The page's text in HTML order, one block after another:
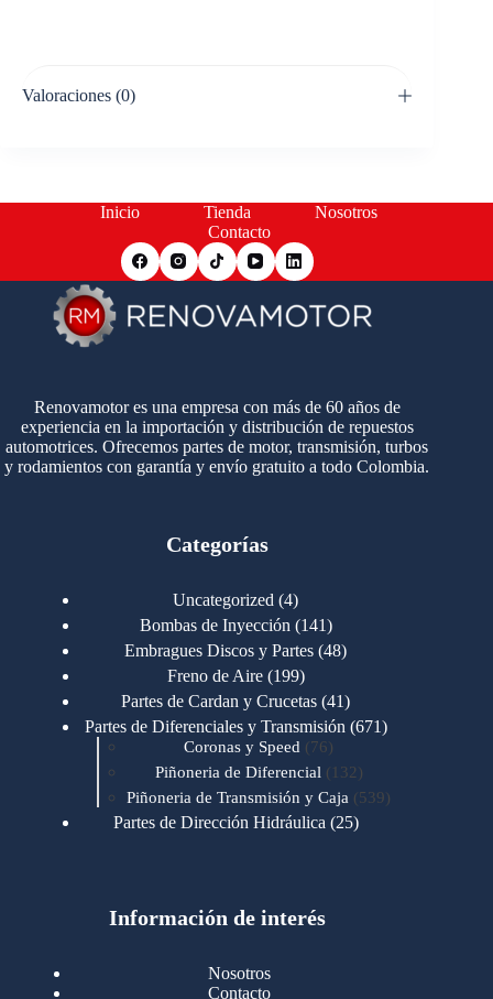
Valoraciones (0)
Inicio Tienda
Nosotros
Contacto
Renovamotor es una empresa con más de 60 años de
experiencia en la importación y distribución de repuestos
automotrices. Ofrecemos partes de motor, transmisión, turbos
y rodamientos con garantía y envío gratuito a todo Colombia.
Categorías
Uncategorized 44
productos
Bombas de Inyección 141141
productos
Embragues Discos y Partes 4848
Freno de Aire 199199
productos
Partes de Cardan y Crucetas 4141
productos
Partes de Diferenciales y Transmisión 671671
Coronas y Speed 7676
productos
Piñoneria de Diferencial 132 132
productos
Piñoneria de Transmisión y Caja 539539
Partes de Dirección Hidráulica 2525
Motores Cummins 723
Cummins B/C 855
Información de interés
Nosotros
Contacto